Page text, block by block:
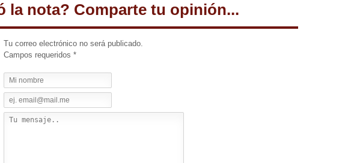
la nota? Comparte tu opinión...
Tu correo electrónico no será publicado.
Campos requeridos *